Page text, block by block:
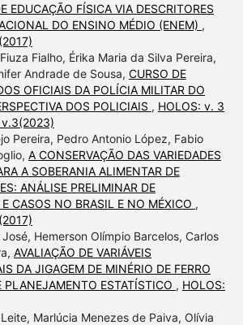
EDUCAÇÃO FÍSICA VIA DESCRITORES
DO ENSINO MÉDIO (ENEM) ,
Fialho, Érika Maria da Silva Pereira,
Andrade de Sousa, CURSO DE
OFICIAIS DA POLÍCIA MILITAR DO
DOS POLICIAIS , HOLOS: v. 3
Pereira, Pedro Antonio López, Fabio
A CONSERVAÇÃO DAS VARIEDADES
A SOBERANIA ALIMENTAR DE
ANÁLISE PRELIMINAR DE
CASOS NO BRASIL E NO MÉXICO ,
Hemerson Olímpio Barcelos, Carlos
AVALIAÇÃO DE VARIÁVEIS
DA JIGAGEM DE MINÉRIO DE FERRO
PLANEJAMENTO ESTATÍSTICO , HOLOS:
Marlúcia Menezes de Paiva, Olívia